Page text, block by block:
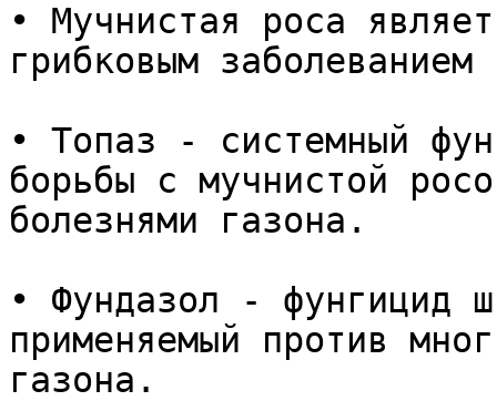
• Мучнистая роса
грибковым
• Топаз - системный
борьбы с мучнистой
болезнями газона.
• Фундазол - фунгицид
применяемый против
газона.